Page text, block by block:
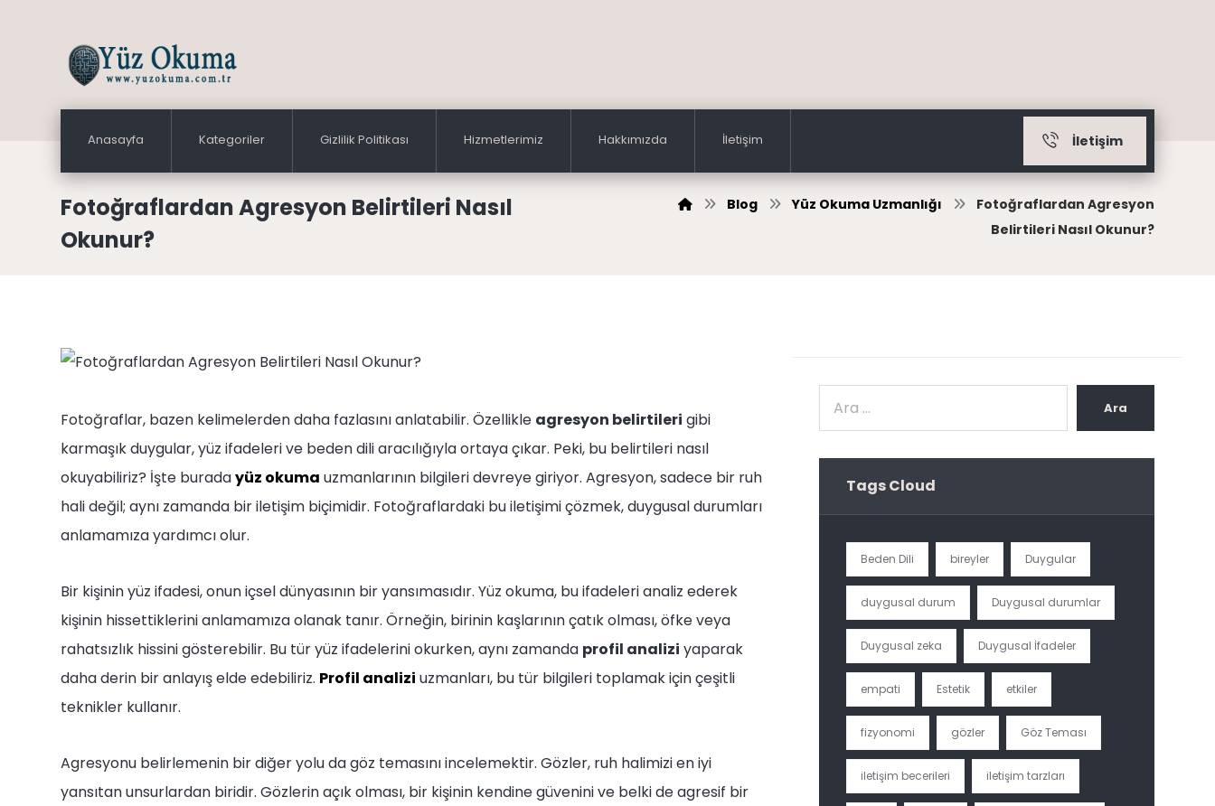
Anasayfa Kategoriler Gizlilik Politikası Hizmetlerimiz Hakkımızda İletişim İletişim
Fotoğraflardan Agresyon Belirtileri Nasıl
Okunur?
Blog Yüz Okuma Uzmanlığı
Fotoğraflardan Agresyon
Belirtileri Nasıl Okunur?
Fotoğraflar, bazen kelimelerden daha fazlasını anlatabilir. Özellikle agresyon belirtileri gibi
karmaşık duygular, yüz ifadeleri ve beden dili aracılığıyla ortaya çıkar. Peki, bu belirtileri nasıl
okuyabiliriz? İşte buradayüz okuma uzmanlarının bilgileri devreye giriyor. Agresyon, sadece bir ruh
hali değil; aynı zamanda bir iletişim biçimidir. Fotoğraflardaki bu iletişimi çözmek, duygusal durumları
anlamamıza yardımcı olur.
Bir kişinin yüz ifadesi, onun içsel dünyasının bir yansımasıdır. Yüz okuma, bu ifadeleri analiz ederek
kişinin hissettiklerini anlamamıza olanak tanır. Örneğin, birinin kaşlarının çatık olması, öfke veya
rahatsızlık hissini gösterebilir. Bu tür yüz ifadelerini okurken, aynı zamanda profil analizi yaparak
daha derin bir anlayış elde edebiliriz. Profil analizi uzmanları, bu tür bilgileri toplamak için çeşitli
teknikler kullanır.
Agresyonu belirlemenin bir diğer yolu da göz temasını incelemektir. Gözler, ruh halimizi en iyi
yansıtan unsurlardan biridir. Gözlerin açık olması, bir kişinin kendine güvenini ve belki de agresif bir
Ara
Tags Cloud
Beden Dili bireyler Duygular
duygusal durum Duygusal durumlar
Duygusal zeka Duygusal İfadeler
empati Estetik etkiler
fizyonomi gözler Göz Teması
iletişim becerileri iletişim tarzları